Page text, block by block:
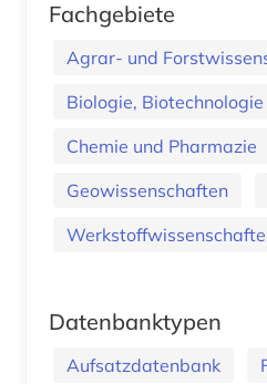
Fachgebiete
Agrar- und
Biologie, Biotechnologie
Chemie und Pharmazie
Geowissenschaften
Datenbanktypen
Aufsatzdatenbank